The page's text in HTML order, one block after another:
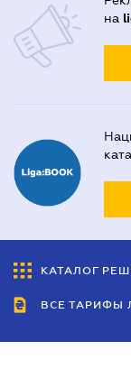
на
КАТАЛОГ
ВСЕ ТАРИФЫ